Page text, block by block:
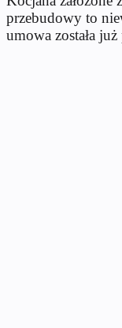
przebudowy to
umowa została